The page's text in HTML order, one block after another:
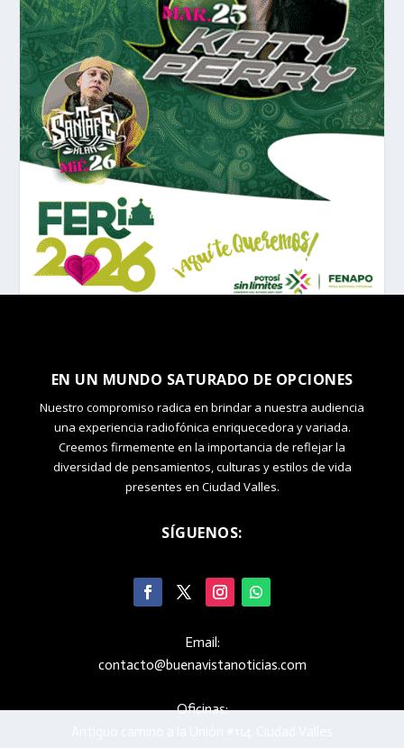
EN UN MUNDO SATURADO DE OPCIONES
Nuestro compromiso radica en brindar a nuestra audiencia
una experiencia radiofónica enriquecedora y variada.
Creemos firmemente en la importancia de reflejar la
diversidad de pensamientos, culturas y estilos de vida
presentes en Ciudad Valles.
SÍGUENOS:
Email:
contacto@buenavistanoticias.com
Oficinas: